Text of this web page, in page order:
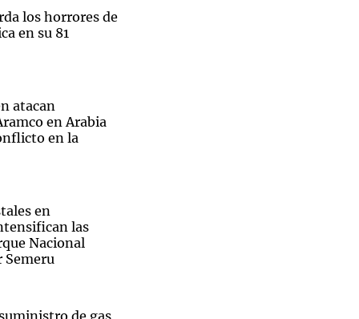
los horrores de
en su 81
atacan
en Arabia
en la
en
las
Nacional
Semeru
de gas